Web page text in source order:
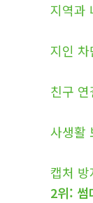
지역과
지인
친구
사생활
캡처
2위: 썸